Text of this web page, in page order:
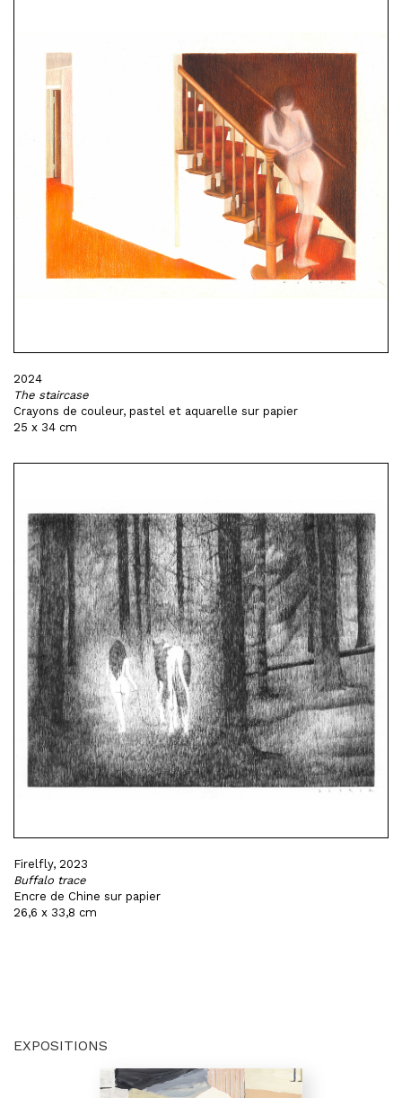
2024
The staircase
Crayons de couleur, pastel et aquarelle sur papier
25 x 34 cm
Firelfly, 2023
Buffalo trace
Encre de Chine sur papier
26,6 x 33,8 cm
EXPOSITIONS